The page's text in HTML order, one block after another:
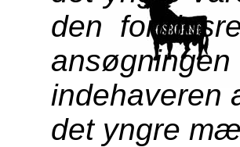
den
indehaveren
det yngre